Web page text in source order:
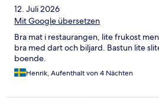
12. Juli 2026
Mit Google übersetzen
Bra mat i restaurangen, lite frukost
bra med dart och biljard. Bastun lite
boende.
Henrik, Aufenthalt von 4 Nächten